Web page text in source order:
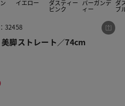
イエロー ダスティー
ピンク
バーガンデ
ィー
ダ
ブ
32458
脚ストレート／74cm
ームN・美脚ストレート／74cm